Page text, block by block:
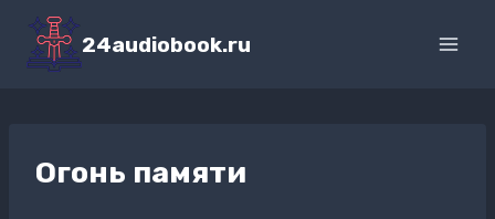
Перейти
содержимому
24audiobook.ru
Огонь памяти